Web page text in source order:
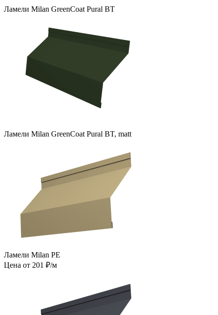
Ламели Milan GreenCoat Pural BT
Ламели Milan GreenCoat Pural BT, matt
Ламели Milan PE
Цена от 201 ₽/м